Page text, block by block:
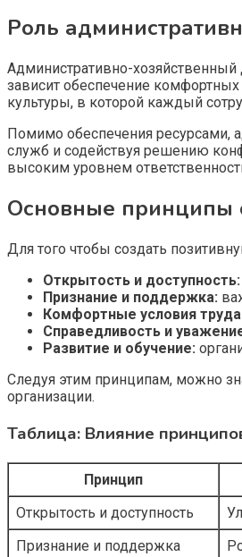
Роль
Административно-хозяйственный
зависит обеспечение
культуры, в которой каждый
Помимо обеспечения ресурсами,
служб и содействуя решению
высоким уровнем
Основные принципы
Для того чтобы создать
Открытость и доступность:
Признание и поддержка:
Комфортные условия
Справедливость и
Развитие и обучение:
Следуя этим принципам, можно
организации.
Таблица: Влияние
Принцип
Открытость и доступность
Признание и поддержка